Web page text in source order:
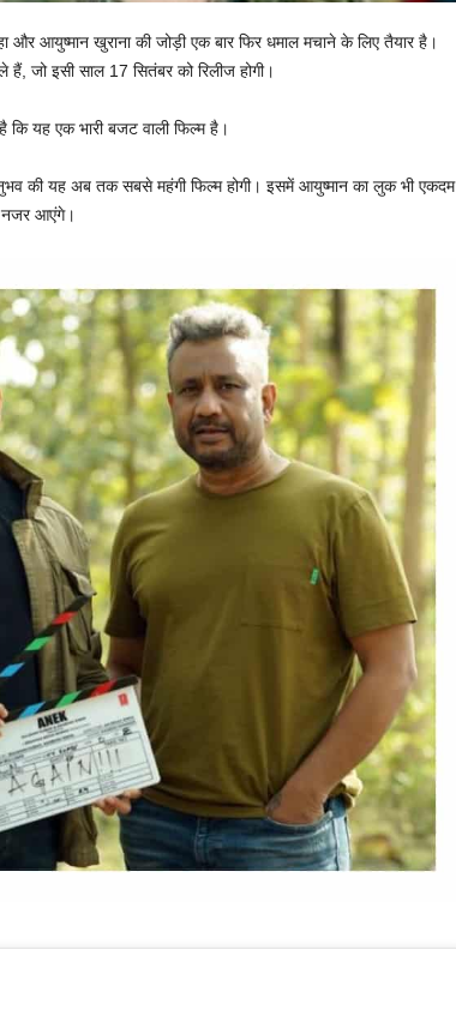
और आयुष्मान खुराना की जोड़ी एक बार फिर धमाल मचाने के लिए तैयार है।
जो इसी साल 17 सितंबर को रिलीज होगी।
यह एक भारी बजट वाली फिल्म है।
की यह अब तक सबसे महंगी फिल्म होगी। इसमें आयुष्मान का लुक भी एकदम
नजर आएंगे।